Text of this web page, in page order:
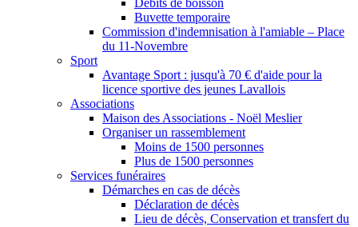
Débits de boisson
Buvette temporaire
Commission d'indemnisation à l'amiable – Place
du 11-Novembre
Sport
Avantage Sport : jusqu'à 70 € d'aide pour la
licence sportive des jeunes Lavallois
Associations
Maison des Associations - Noël Meslier
Organiser un rassemblement
Moins de 1500 personnes
Plus de 1500 personnes
Services funéraires
Démarches en cas de décès
Déclaration de décès
Lieu de décès, Conservation et transfert du